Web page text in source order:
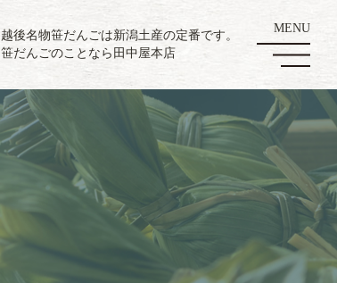
越後名物笹だんごは新潟土産の定番です。
笹だんごのことなら田中屋本店